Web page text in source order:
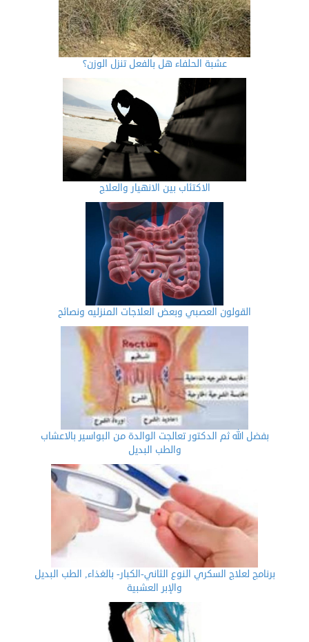
عشبة الحلفاء هل بالفعل تنزل الوزن؟
الاكتئاب بين الانهيار والعلاج
القولون العصبي وبعض العلاجات المنزليه ونصائح
بفضل الله ثم الدكتور تعالجت الوالدة من البواسير بالاعشاب
والطب البديل
برنامج لعلاج السكري النوع الثاني-الكبار- بالغذاء, الطب البديل
والإبر العشبية